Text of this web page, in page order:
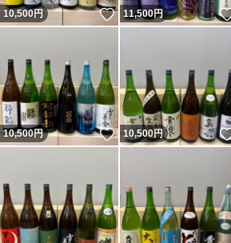
10,500円 いいね！
11,500円
10,500円 いいね！
10,500円